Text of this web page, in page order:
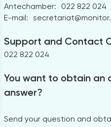
Antechamber:
022 822 024
E-mail:
Support and Contact
022 822 024
You want to obtain an
answer?
Send your question and